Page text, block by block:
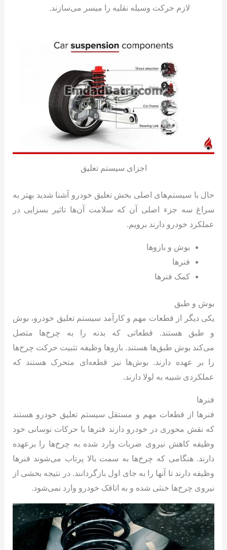
لازم حرکت وسیله نقلیه را میسر می‌سازند.
اجزای سیستم تعلیق
حال با سیستم‌های اصلی بخش تعلیق خودرو آشنا شدید بهتر به
سراغ سه جزء اصلی آن که سلامت آن‌ها تاثیر بسزایی در
عملکرد خودرو دارند برویم.
بوش و بازوها
فنرها
کمک فنرها
بوش و طبق
یکی دیگر از قطعات مهم و کارآمد سیستم تعلیق خودرو، بوش
و طبق هستند. قطعاتی که بدنه را به چرخ‌ها متصل
می‌کند بوش طبق‌ها هستند. بازوها وظیفه تثبیت حرکت چرخ‌ها
را بر عهده دارند. بوش‌ها نیز قطعه‌ای متحرک هستند که
عملکردی شبیه به لولا دارند.
فنرها
فنرها از قطعات مهم و مستقل سیستم تعلیق خودرو هستند
که نقش محوری در خودرو دارند فنرها با حرکات نوسانی خود
وظیفه کاهش نیروی ضربات وارد شده به چرخ‌ها را برعهده
دارند. هنگامی که چرخ‌ها به سمت بالا پرتاب می‌شوند فنرها
وظیفه دارند تا آنها را به جای اول بازگردانند. در نتیجه بخشی از
نیروی چرخ‌ها خنثی شده و به اتاقک خودرو وارد نمی‌شود.